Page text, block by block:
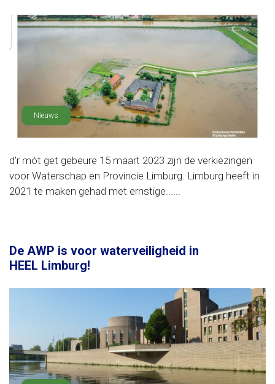
Nieuws
d’r mót get gebeure 15 maart 2023 zijn de verkiezingen
voor Waterschap en Provincie Limburg. Limburg heeft in
2021 te maken gehad met ernstige......
De AWP is voor waterveiligheid in
HEEL Limburg!